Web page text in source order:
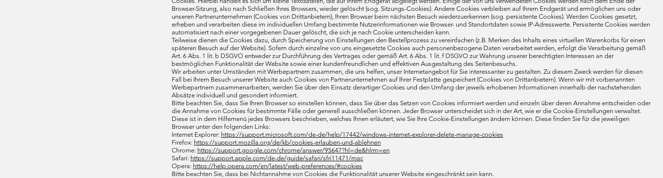
Browser-Sitzung, also nach Schließen Ihres Browsers, wieder gelöscht (sog. Sitzungs-Cookies). Andere Cookies verbleiben auf Ihrem Endgerät und ermöglichen uns oder
unseren Partnerunternehmen (Cookies von Drittanbietern), Ihren Browser beim nächsten Besuch wiederzuerkennen (sog. persistente Cookies). Werden Cookies gesetzt,
erheben und verarbeiten diese im individuellen Umfang bestimmte Nutzerinformationen wie Browser- und Standortdaten sowie IP-Adresswerte. Persistente Cookies werden
automatisiert nach einer vorgegebenen Dauer gelöscht, die sich je nach Cookie unterscheiden kann.
Teilweise dienen die Cookies dazu, durch Speicherung von Einstellungen den Bestellprozess zu vereinfachen (z.B. Merken des Inhalts eines virtuellen Warenkorbs für einen
späteren Besuch auf der Website). Sofern durch einzelne von uns eingesetzte Cookies auch personenbezogene Daten verarbeitet werden, erfolgt die Verarbeitung gemäß
Art. 6 Abs. 1 lit. b DSGVO entweder zur Durchführung des Vertrages oder gemäß Art. 6 Abs. 1 lit. f DSGVO zur Wahrung unserer berechtigten Interessen an der
bestmöglichen Funktionalität der Website sowie einer kundenfreundlichen und effektiven Ausgestaltung des Seitenbesuchs.
Wir arbeiten unter Umständen mit Werbepartnern zusammen, die uns helfen, unser Internetangebot für Sie interessanter zu gestalten. Zu diesem Zweck werden für diesen
Fall bei Ihrem Besuch unserer Website auch Cookies von Partnerunternehmen auf Ihrer Festplatte gespeichert (Cookies von Drittanbietern). Wenn wir mit vorbenannten
Werbepartnern zusammenarbeiten, werden Sie über den Einsatz derartiger Cookies und den Umfang der jeweils erhobenen Informationen innerhalb der nachstehenden
Absätze individuell und gesondert informiert.
Bitte beachten Sie, dass Sie Ihren Browser so einstellen können, dass Sie über das Setzen von Cookies informiert werden und einzeln über deren Annahme entscheiden oder
die Annahme von Cookies für bestimmte Fälle oder generell ausschließen können. Jeder Browser unterscheidet sich in der Art, wie er die Cookie-Einstellungen verwaltet.
Diese ist in dem Hilfemenü jedes Browsers beschrieben, welches Ihnen erläutert, wie Sie Ihre Cookie-Einstellungen ändern können. Diese finden Sie für die jeweiligen
Browser unter den folgenden Links:
Internet Explorer: https://support.microsoft.com/de-de/help/17442/windows-internet-explorer-delete-manage-cookies
Firefox: https://support.mozilla.org/de/kb/cookies-erlauben-und-ablehnen
Chrome: https://support.google.com/chrome/answer/95647?hl=de&hlrm=en
Safari: https://support.apple.com/de-de/guide/safari/sfri11471/mac
Opera: https://help.opera.com/en/latest/web-preferences/#cookies
Bitte beachten Sie, dass bei Nichtannahme von Cookies die Funktionalität unserer Website eingeschränkt sein kann.